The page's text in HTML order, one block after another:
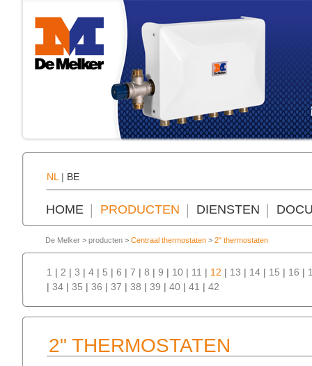
NL | BE
HOME PRODUCTEN DIENSTEN
De Melker > producten > Centraal thermostaten > 2" thermostaten
1 | 2 | 3 | 4 | 5 | 6 | 7 | 8 | 9 | 10 | 11 | 12 | 13 | 14 | 15 | 16 |
| 34 | 35 | 36 | 37 | 38 | 39 | 40 | 41 | 42
2" THERMOSTATEN